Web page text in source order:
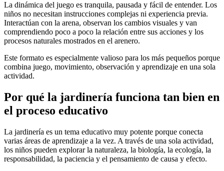
La dinámica del juego es tranquila, pausada y fácil de entender. Los
niños no necesitan instrucciones complejas ni experiencia previa.
Interactúan con la arena, observan los cambios visuales y van
comprendiendo poco a poco la relación entre sus acciones y los
procesos naturales mostrados en el arenero.
Este formato es especialmente valioso para los más pequeños porque
combina juego, movimiento, observación y aprendizaje en una sola
actividad.
Por qué la jardinería funciona tan bien en
el proceso educativo
La jardinería es un tema educativo muy potente porque conecta
varias áreas de aprendizaje a la vez. A través de una sola actividad,
los niños pueden explorar la naturaleza, la biología, la ecología, la
responsabilidad, la paciencia y el pensamiento de causa y efecto.